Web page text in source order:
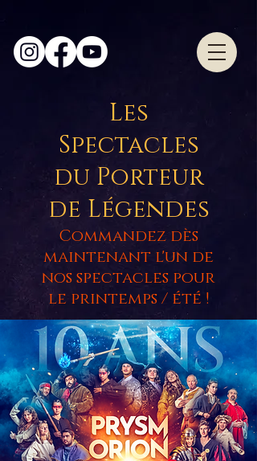
Les
Spectacles
du Porteur
de Légendes
Commandez dès
maintenant l'un de
nos spectacles pour
le printemps / été !